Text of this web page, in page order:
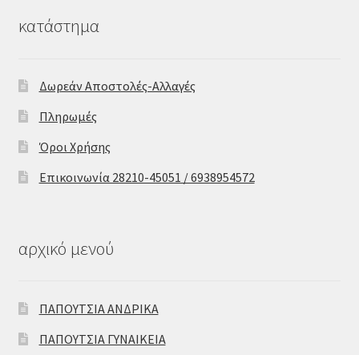
κατάστημα
Δωρεάν Αποστολές-Αλλαγές
Πληρωμές
Όροι Χρήσης
Επικοινωνία 28210-45051 / 6938954572
αρχικό μενού
ΠΑΠΟΥΤΣΙΑ ΑΝΔΡΙΚΑ
ΠΑΠΟΥΤΣΙΑ ΓΥΝΑΙΚΕΙΑ